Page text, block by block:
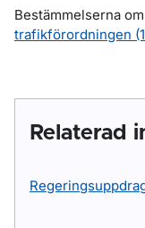
Bestämmelserna
trafikförordningen
Relaterad